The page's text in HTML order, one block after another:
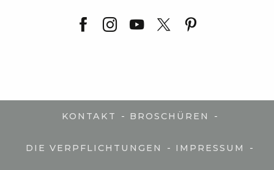
KONTAKT - BROSCHÜREN -
DIE VERPFLICHTUNGEN - IMPRESSUM -